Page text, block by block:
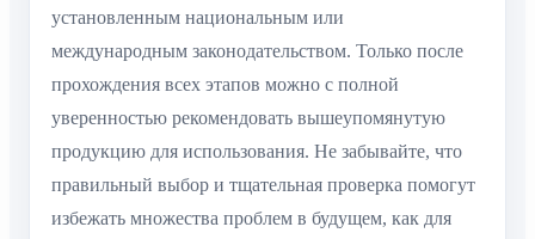
установленным национальным или
международным законодательством. Только после
прохождения всех этапов можно с полной
уверенностью рекомендовать вышеупомянутую
продукцию для использования. Не забывайте, что
правильный выбор и тщательная проверка помогут
избежать множества проблем в будущем, как для